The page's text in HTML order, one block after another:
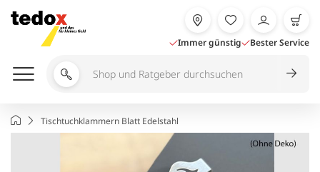
Inhalt
springen
Immer günstig Bester Service
Shop
durchsuchen
StartseiteTischtuchklammern Blatt Edelstahl